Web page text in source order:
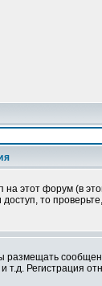
этот форум (в
то
размещать
Регистрация